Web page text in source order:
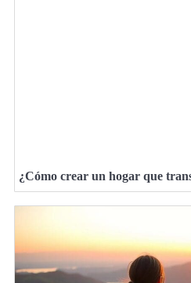
¿Cómo crear un hogar que